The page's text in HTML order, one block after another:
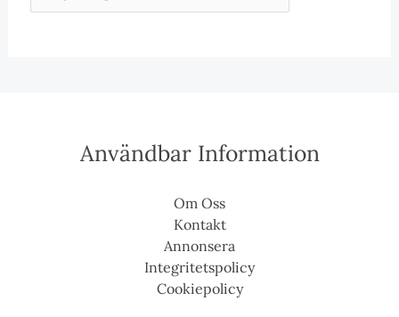
Användbar Information
Om Oss
Kontakt
Annonsera
Integritetspolicy
Cookiepolicy